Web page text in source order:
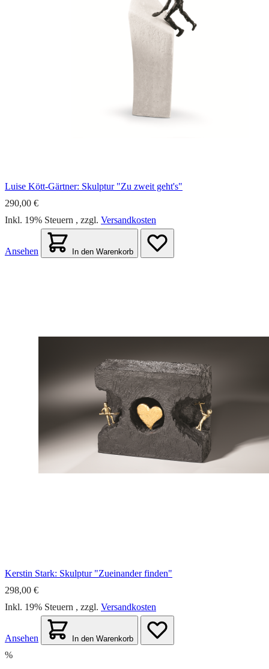
Luise Kött-Gärtner: Skulptur "Zu zweit geht's"
290,00 €
Inkl. 19% Steuern , zzgl. Versandkosten
Ansehen In den Warenkorb
Kerstin Stark: Skulptur "Zueinander finden"
298,00 €
Inkl. 19% Steuern , zzgl. Versandkosten
Ansehen In den Warenkorb
%